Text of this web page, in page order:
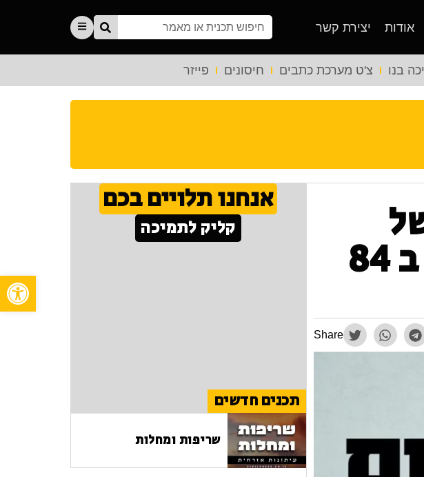
אודות יצירת קשר
בנו צ'ט מערכת כתבים חיסונים פייזר
ישראל עם איחוד האמירויות ב 84
Share
אנחנו תלויים בכם
קליק לתמיכה
תכנים חדשים
שריפות ומחלות